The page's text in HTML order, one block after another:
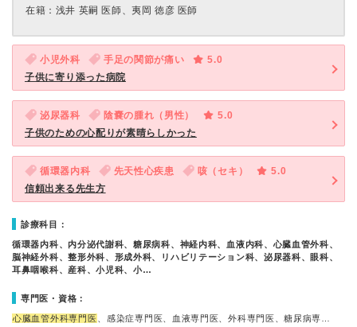
在籍：浅井 英嗣 医師、夷岡 徳彦 医師
小児外科 手足の関節が痛い
5.0
子供に寄り添った病院
泌尿器科 陰嚢の腫れ（男性）
5.0
子供のための心配りが素晴らしかった
循環器内科 先天性心疾患 咳（セキ）
5.0
信頼出来る先生方
診療科目：
循環器内科、内分泌代謝科、糖尿病科、神経内科、血液内科、心臓血管外科、
脳神経外科、整形外科、形成外科、リハビリテーション科、泌尿器科、眼科、
耳鼻咽喉科、産科、小児科、小…
専門医・資格：
心臓血管外科専門医 、感染症専門医、血液専門医、外科専門医、糖尿病専…